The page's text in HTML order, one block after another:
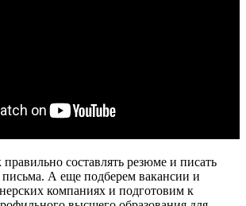
составлять резюме и писать
А еще подберем вакансии и
компаниях и подготовим к